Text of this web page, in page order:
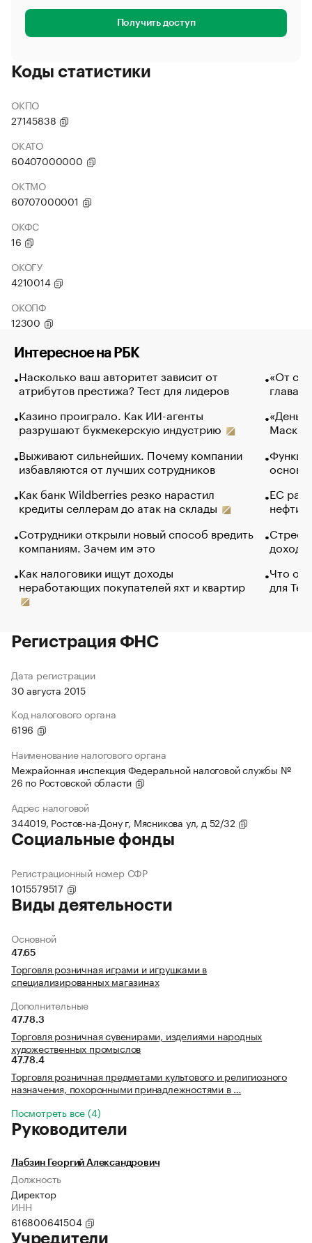
Получить доступ
Коды статистики
ОКПО
27145838
ОКАТО
60407000000
ОКТМО
60707000001
ОКФС
16
ОКОГУ
4210014
ОКОПФ
12300
Интересное на РБК
Насколько ваш авторитет зависит от
атрибутов престижа? Тест для лидеров
Казино проиграло. Как ИИ-агенты
разрушают букмекерскую индустрию
Выживают сильнейших. Почему компании
избавляются от лучших сотрудников
Как банк Wildberries резко нарастил
кредиты селлерам до атак на склады
Сотрудники открыли новый способ вредить
компаниям. Зачем им это
Как налоговики ищут доходы
неработающих покупателей яхт и квартир
«От
глава
Маск в
основ
ЕС
нефти
Что
для
Регистрация ФНС
Дата регистрации
30 августа 2015
Код налогового органа
6196
Наименование налогового органа
Межрайонная инспекция Федеральной налоговой службы №
26 по Ростовской области
Адрес налоговой
344019, Ростов-на-Дону г, Мясникова ул, д 52/32
Социальные фонды
Регистрационный номер СФР
1015579517
Виды деятельности
Основной
47.65
Торговля розничная играми и игрушками в
специализированных магазинах
Дополнительные
47.78.3
Торговля розничная сувенирами, изделиями народных
художественных промыслов
47.78.4
Торговля розничная предметами культового и религиозного
назначения, похоронными принадлежностями в …
Посмотреть все (4)
Руководители
Лабзин Георгий Александрович
Должность
Директор
ИНН
616800641504
Учредители